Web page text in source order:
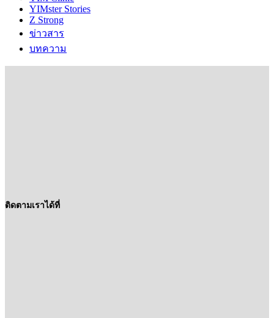
YIMster Stories
Z Strong
ข่าวสาร
บทความ
ติดตามเราได้ที่